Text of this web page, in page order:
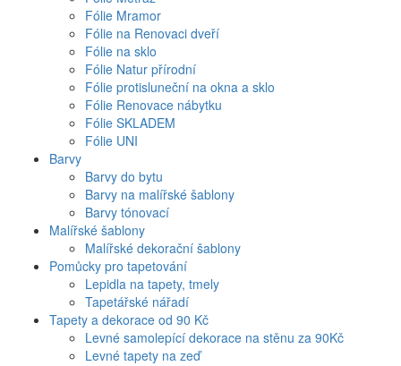
Fólie Mramor
Fólie na Renovaci dveří
Fólie na sklo
Fólie Natur přírodní
Fólie protisluneční na okna a sklo
Fólie Renovace nábytku
Fólie SKLADEM
Fólie UNI
Barvy
Barvy do bytu
Barvy na malířské šablony
Barvy tónovací
Malířské šablony
Malířské dekorační šablony
Pomůcky pro tapetování
Lepidla na tapety, tmely
Tapetářské nářadí
Tapety a dekorace od 90 Kč
Levné samolepící dekorace na stěnu za 90Kč
Levné tapety na zeď